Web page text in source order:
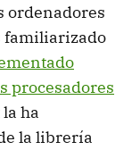
ordenadores
familiarizado
procesadores
ha
la librería